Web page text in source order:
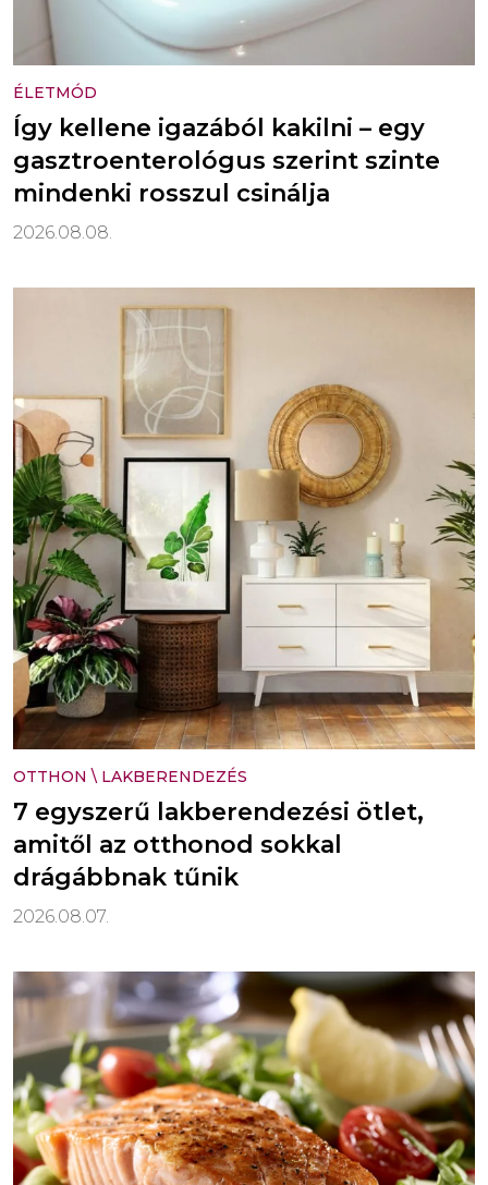
ÉLETMÓD
Így kellene igazából kakilni – egy
gasztroenterológus szerint szinte
mindenki rosszul csinálja
2026.08.08.
OTTHON \ LAKBERENDEZÉS
7 egyszerű lakberendezési ötlet,
amitől az otthonod sokkal
drágábbnak tűnik
2026.08.07.